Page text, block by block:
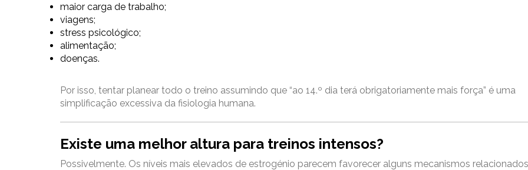
maior carga de trabalho;
viagens;
stress psicológico;
alimentação;
doenças.
Por isso, tentar planear todo o treino assumindo que “ao 14.º dia terá obrigatoriamente mais força” é uma
simplificação excessiva da fisiologia humana.
Existe uma melhor altura para treinos intensos?
Possivelmente. Os níveis mais elevados de estrogénio parecem favorecer alguns mecanismos